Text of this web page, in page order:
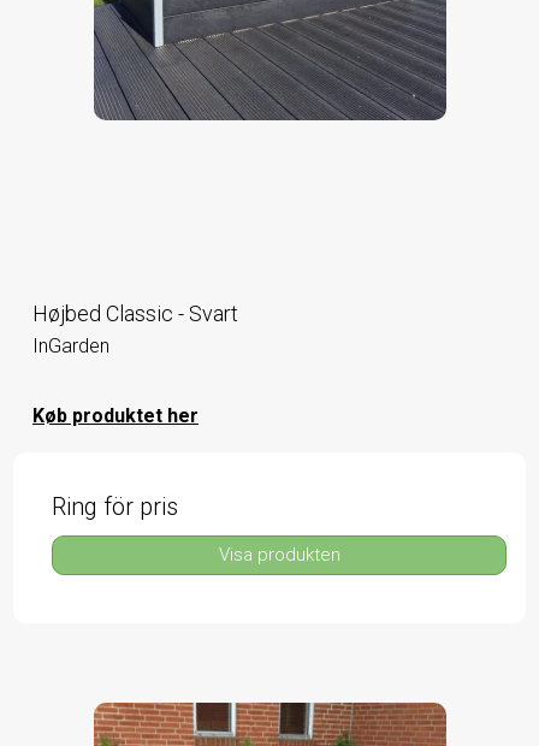
Højbed Classic - Svart
InGarden
Køb produktet her
Ring för pris
Visa produkten